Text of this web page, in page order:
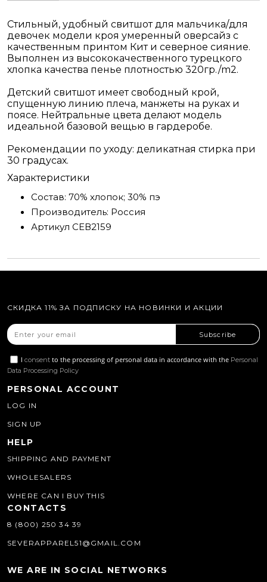
Стильный, удобный свитшот для мальчика/для
девочек модели кроя умеренный оверсайз с
качественным принтом Кит и северное сияние.
Выполнен из высококачественного турецкого
хлопка качества пенье плотностью 320гр./m2.
Детский свитшот имеет свободный крой,
спущенную линию плеча, манжеты на руках и
поясе. Нейтральные цвета делают модель
идеальной базовой вещью в гардеробе.
Рекомендации по уходу: деликатная стирка при
30 градусах.
Характеристики
Состав: 70% хлопок; 30% пэ
Производитель: Россия
Артикул СЕВ2159
СКИДКА 11% ЗА ПОДПИСКУ НА НОВИНКИ И АКЦИИ
Subscribe
I consent to the processing of personal data in accordance with the Personal
Data Processing Policy
PERSONAL ACCOUNT
LOG IN
SIGN UP
HELP
SHIPPING AND PAYMENT
WHOLESALERS
WHERE CAN I BUY THIS
CONTACTS
8 (800) 250 34 39
SEVERAPPAREL51@GMAIL.COM
WE ARE IN SOCIAL NETWORKS